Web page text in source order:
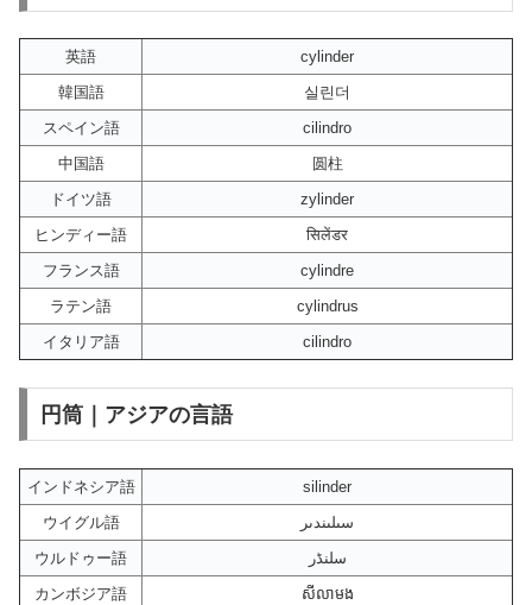
英語
cylinder
韓国語
실린더
スペイン語
cilindro
中国語
圆柱
ドイツ語
zylinder
ヒンディー語
सिलेंडर
フランス語
cylindre
ラテン語
cylindrus
イタリア語
cilindro
円筒｜アジアの言語
インドネシア語
silinder
ウイグル語
سىلىندىر
ウルドゥー語
سلنڈر
カンボジア語
សីលាមង